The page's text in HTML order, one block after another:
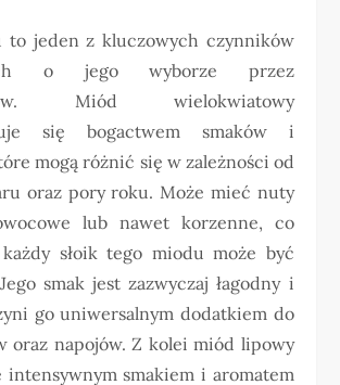
to jeden z kluczowych czynników
o jego wyborze przez
Miód wielokwiatowy
się bogactwem smaków i
mogą różnić się w zależności od
oraz pory roku. Może mieć nuty
lub nawet korzenne, co
słoik tego miodu może być
smak jest zazwyczaj łagodny i
go uniwersalnym dodatkiem do
oraz napojów. Z kolei miód lipowy
intensywnym smakiem i aromatem